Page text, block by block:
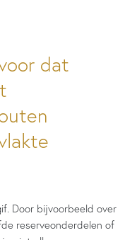
dat
Door bijvoorbeeld over
reserveonderdelen of